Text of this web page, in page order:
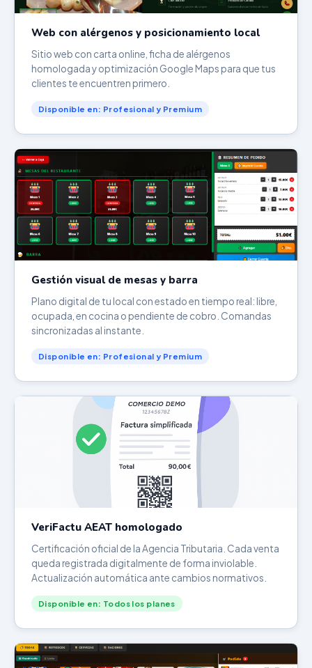
Web con alérgenos y posicionamiento local
Sitio web con carta online, ficha de alérgenos
homologada y optimización Google Maps para que tus
clientes te encuentren primero.
Disponible en: Profesional y Premium
Gestión visual de mesas y barra
Plano digital de tu local con estado en tiempo real: libre,
ocupada, en cocina o pendiente de cobro. Comandas
sincronizadas al instante.
Disponible en: Profesional y Premium
VeriFactu AEAT homologado
Certificación oficial de la Agencia Tributaria. Cada venta
queda registrada digitalmente de forma inviolable.
Actualización automática ante cambios normativos.
Disponible en: Todos los planes